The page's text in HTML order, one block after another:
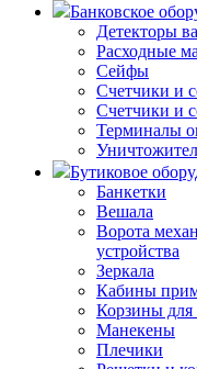
Банковское
Детекторы
Расходные
Сейфы
Счетчики и
Счетчики и
Терминалы
Бутиковое
Банкетки
Вешала
Ворота
устройства
Зеркала
Кабины
Корзины для
Манекены
Плечики